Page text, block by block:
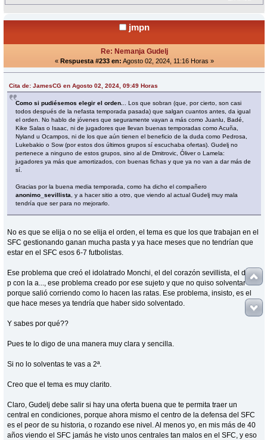
jmpn
Re: Nemanja Gudelj
« Respuesta #233 en: Agosto 02, 2024, 11:16 Horas »
Cita de: JamesCG en Agosto 02, 2024, 09:49 Horas
Como si pudiésemos elegir el orden.
.. Los que sobran (que, por cierto, son casi
todos después de la nefasta temporada pasada) que salgan cuantos antes, da igual
el orden. No hablo de jóvenes que seguramente vayan a más como Juanlu, Badé,
Kike Salas o Isaac, ni de jugadores que llevan buenas temporadas como Acuña,
Nyland u Ocampos, ni de los que aún tienen el beneficio de la duda como Pedrosa,
Lukebakio o Sow (por estos dos últimos grupos sí escuchaba ofertas). Gudelj no
pertenece a ninguno de estos grupos, sino al de Dmitrovic, Óliver o Lamela:
jugadores ya más que amortizados, con buenas fichas y que ya no van a dar más de
sí.
Gracias por la buena media temporada, como ha dicho el compañero
anonimo_sevillista
, y a hacer sitio a otro, que viendo al actual Gudelj muy mala
tendría que ser para no mejorarlo.
No es que se elija o no se elija el orden, el tema es que los que trabajan en el
SFC gestionando ganan mucha pasta y ya hace meses que no tendrían que
estar en el SFC esos 6-7 futbolistas.
Ese problema que creó el idolatrado Monchi, el del corazón sevillista, el de la
p con la a..., ese problema creado por ese sujeto y que no quiso solventar
porque salió corriendo como lo hacen las ratas. Ese problema, insisto, es el
que hace meses ya tendría que haber sido solventado.
Y sabes por qué??
Pues te lo digo de una manera muy clara y sencilla.
Si no lo solventas te vas a 2ª.
Creo que el tema es muy clarito.
Claro, Gudelj debe salir si hay una oferta buena que te permita traer un
central en condiciones, porque ahora mismo el centro de la defensa del SFC
es el peor de su historia, o rozando ese nivel. Al menos yo, en mis más de 40
años viendo el SFC jamás he visto unos centrales tan malos en el SFC, y eso